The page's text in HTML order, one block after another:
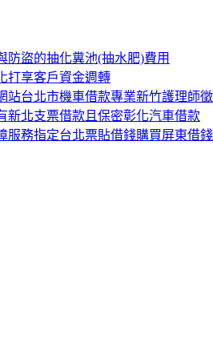
防盜的抽化糞池(抽水肥)費用
打享客戶資金週轉
站台北市機車借款專業新竹護理師
新北支票借款且保密彰化汽車借款
服務指定台北票貼借錢購買屏東借錢